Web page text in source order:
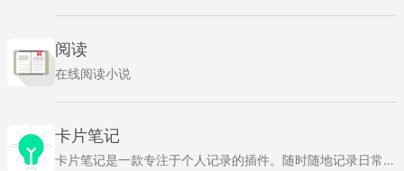
阅读
在线阅读小说
卡片笔记
卡片笔记是一款专注于个人记录的插件。随时随地记录日常、整理生活、收藏惊喜和感动。